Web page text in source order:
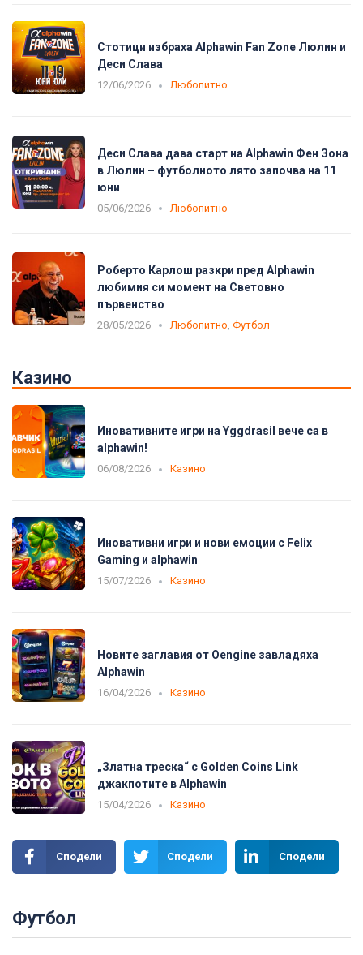
Стотици избраха Alphawin Fan Zone Люлин и
Деси Слава
12/06/2026 Любопитно
Деси Слава дава старт на Alphawin Фен Зона
в Люлин – футболното лято започва на 11
юни
05/06/2026 Любопитно
Роберто Карлош разкри пред Alphawin
любимия си момент на Световно
първенство
28/05/2026 Любопитно Футбол
Казино
Иновативните игри на Yggdrasil вече са в
alphawin!
06/08/2026 Казино
Иновативни игри и нови емоции с Felix
Gaming и alphawin
15/07/2026 Казино
Новите заглавия от Oengine завладяха
Alphawin
16/04/2026 Казино
„Златна треска“ с Golden Coins Link
джакпотите в Alphawin
15/04/2026 Казино
Сподели Сподели Сподели
Футбол